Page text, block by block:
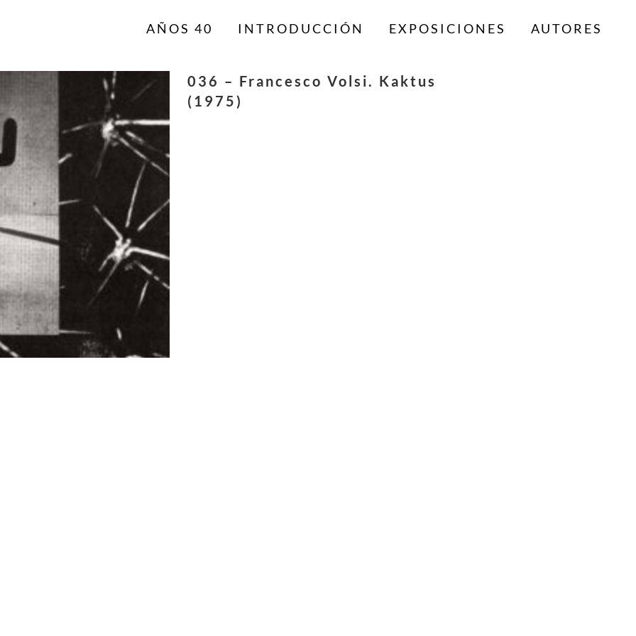
AÑOS 40 INTRODUCCIÓN EXPOSICIONES AUTORES
036 – Francesco Volsi. Kaktus
(1975)